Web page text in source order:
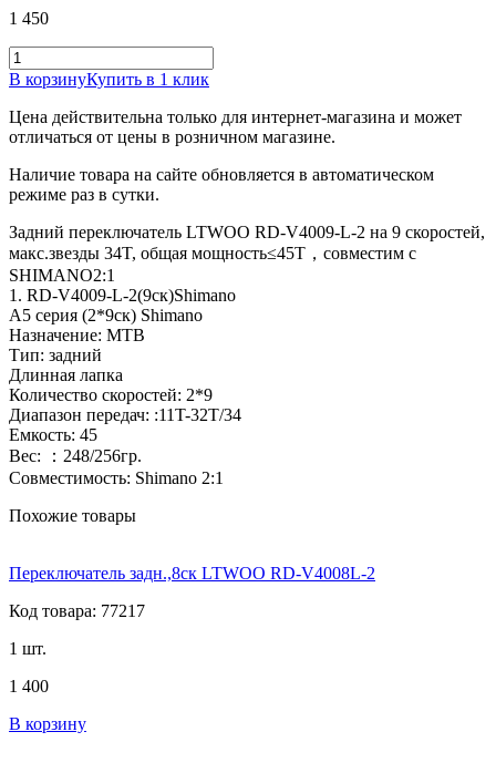
1 450
В корзинуКупить в 1 клик
Цена действительна только для интернет-магазина и может
отличаться от цены в розничном магазине.
Наличие товара на сайте обновляется в автоматическом
режиме раз в сутки.
Задний переключатель LTWOO RD-V4009-L-2 на 9 скоростей,
макс.звезды 34T, общая мощность≤45T，совместим с
SHIMANO2:1
1. RD-V4009-L-2(9ск)Shimano
A5 серия (2*9ск) Shimano
Назначение: МТВ
Тип: задний
Длинная лапка
Количество скоростей: 2*9
Диапазон передач: :11T-32T/34
Емкость: 45
Вес: ：248/256гр.
Cовместимость: Shimano 2:1
Похожие товары
Переключатель задн.,8ск LTWOO RD-V4008L-2
Код товара: 77217
1 шт.
1 400
В корзину